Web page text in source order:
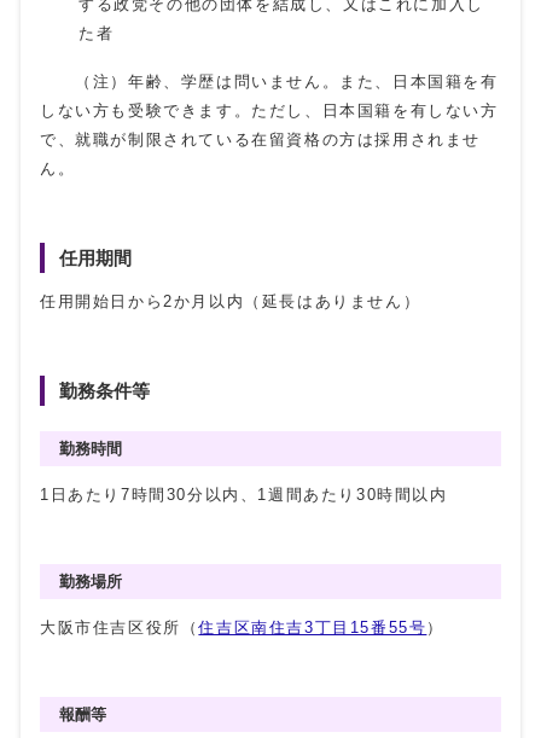
する政党その他の団体を結成し、又はこれに加入し
た者
（注）年齢、学歴は問いません。また、日本国籍を有
しない方も受験できます。ただし、日本国籍を有しない方
で、就職が制限されている在留資格の方は採用されませ
ん。
任用期間
任用開始日から2か月以内（延長はありません）
勤務条件等
勤務時間
1日あたり7時間30分以内、1週間あたり30時間以内
勤務場所
大阪市住吉区役所（住吉区南住吉3丁目15番55号 ）
報酬等